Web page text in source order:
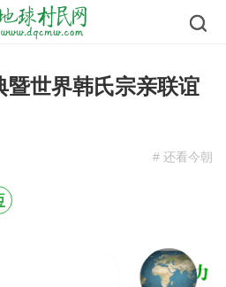
暨世界韩氏宗亲联谊
# 还看今朝